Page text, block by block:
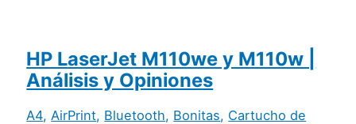
HP LaserJet M110we y M110w |
Análisis y Opiniones
A4, AirPrint, Bluetooth, Bonitas, Cartucho de